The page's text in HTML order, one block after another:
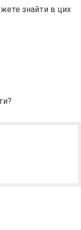
знайти в цих